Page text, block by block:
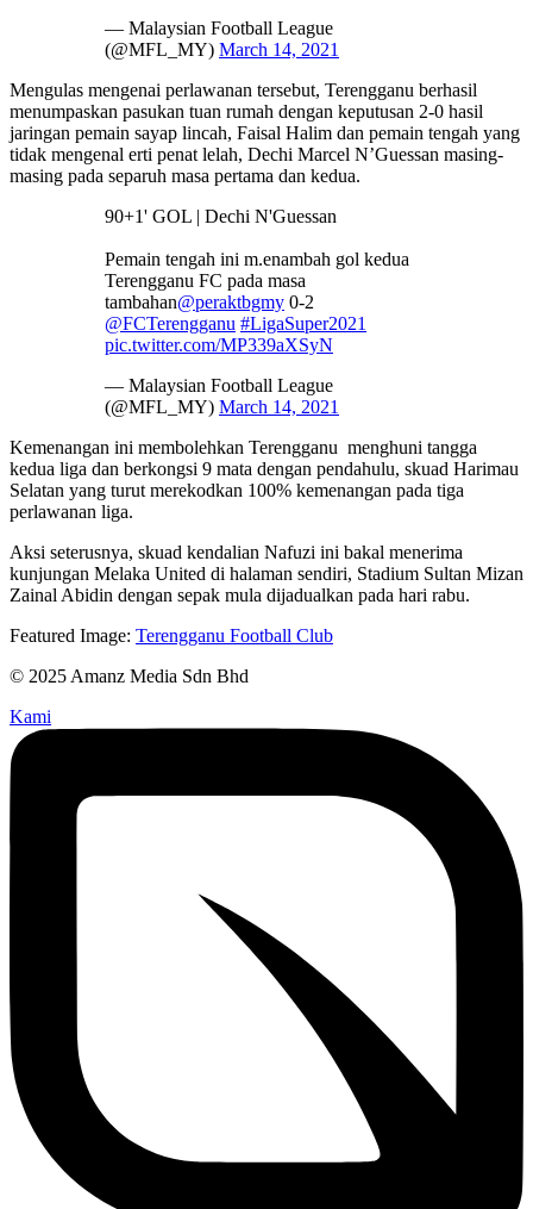
— Malaysian Football League
(@MFL_MY) March 14, 2021
Mengulas mengenai perlawanan tersebut, Terengganu berhasil
menumpaskan pasukan tuan rumah dengan keputusan 2-0 hasil
jaringan pemain sayap lincah, Faisal Halim dan pemain tengah yang
tidak mengenal erti penat lelah, Dechi Marcel N’Guessan masing-
masing pada separuh masa pertama dan kedua.
90+1' GOL | Dechi N'Guessan
Pemain tengah ini m.enambah gol kedua
Terengganu FC pada masa
tambahan@peraktbgmy 0-2
@FCTerengganu #LigaSuper2021
pic.twitter.com/MP339aXSyN
— Malaysian Football League
(@MFL_MY) March 14, 2021
Kemenangan ini membolehkan Terengganu menghuni tangga
kedua liga dan berkongsi 9 mata dengan pendahulu, skuad Harimau
Selatan yang turut merekodkan 100% kemenangan pada tiga
perlawanan liga.
Aksi seterusnya, skuad kendalian Nafuzi ini bakal menerima
kunjungan Melaka United di halaman sendiri, Stadium Sultan Mizan
Zainal Abidin dengan sepak mula dijadualkan pada hari rabu.
Featured Image: Terengganu Football Club
© 2025 Amanz Media Sdn Bhd
Kami